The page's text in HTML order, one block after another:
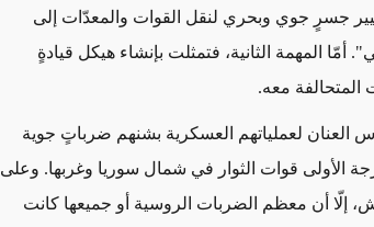
جسرٍ جوي وبحري لنقل القوات والمعدّات إلى
أمّا المهمة الثانية، فتمثلت بإنشاء هيكل قيادةٍ
المتحالفة معه.
العنان لعملياتهم العسكرية بشنهم ضرباتٍ جوية
الأولى قوات الثوار في شمال سوريا وغربها. وعلى
إلّا أن معظم الضربات الروسية أو جميعها كانت